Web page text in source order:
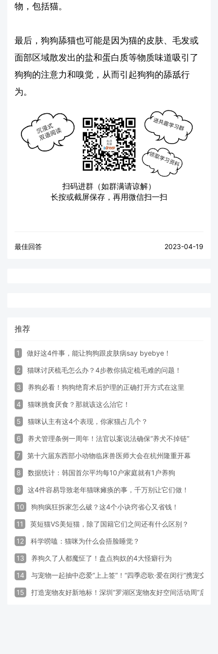
物，包括猫。
最后，狗狗舔猫也可能是因为猫的皮肤、毛发或
面部区域散发出的盐和蛋白质等物质味道吸引了
狗狗的注意力和嗅觉，从而引起狗狗的舔舐行
为。
扫码进群（如群满请谅解）
长按或截屏保存，再用微信扫一扫
最佳回答 2023-04-19
推荐
1 做好这4件事，能让狗狗跟皮肤病say byebye！
2 猫咪讨厌梳毛怎么办？4步教你搞定梳毛难的问题！
3 养狗必看！狗狗绝育术后护理的正确打开方式在这里
4 猫咪挑食厌食？那就该这么治它！
5 猫咪认主有这4个表现，你家猫占几个？
6 养犬管理条例一周年！法官以案说法确保“养犬不掉链”
7 第十六届东西部小动物临床兽医师大会在杭州隆重开幕
8 数据统计：韩国首尔平均每10户家庭就有1户养狗
9 这4件容易导致老年猫咪瘫痪的事，千万别让它们做！
10 狗狗疯狂拆家怎么破？这4个小诀窍省心又省钱！
11 英短猫VS美短猫，除了国籍它们之间还有什么区别？
12 科学唠嗑：猫咪为什么会捂脸睡觉？
13 养狗久了人都魔怔了！盘点狗奴的4大怪癖行为
14 与宠物一起抽中恋爱“上上签”！“四季恋歌·爱在闵行”携宠交友
15 打造宠物友好新地标！深圳“罗湖区宠物友好空间活动周”启动